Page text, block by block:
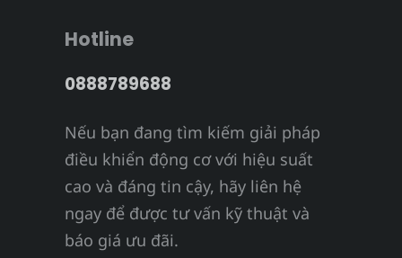
Hotline
0888789688
Nếu bạn đang tìm kiếm giải pháp
điều khiển động cơ với hiệu suất
cao và đáng tin cậy, hãy liên hệ
ngay để được tư vấn kỹ thuật và
báo giá ưu đãi.